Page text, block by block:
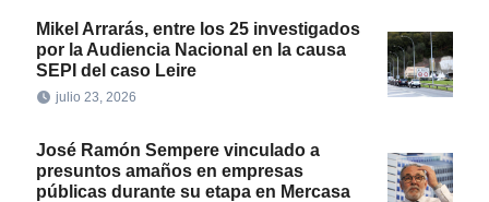
Mikel Arrarás, entre los 25 investigados
por la Audiencia Nacional en la causa
SEPI del caso Leire
julio 23, 2026
José Ramón Sempere vinculado a
presuntos amaños en empresas
públicas durante su etapa en Mercasa